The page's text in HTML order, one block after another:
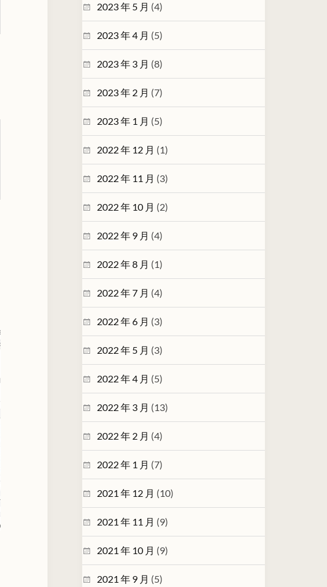
2023 年 5 月 (4)
2023 年 4 月 (5)
2023 年 3 月 (8)
2023 年 2 月 (7)
2023 年 1 月 (5)
2022 年 12 月 (1)
2022 年 11 月 (3)
2022 年 10 月 (2)
2022 年 9 月 (4)
2022 年 8 月 (1)
2022 年 7 月 (4)
2022 年 6 月 (3)
2022 年 5 月 (3)
2022 年 4 月 (5)
2022 年 3 月 (13)
2022 年 2 月 (4)
2022 年 1 月 (7)
2021 年 12 月 (10)
2021 年 11 月 (9)
2021 年 10 月 (9)
2021 年 9 月 (5)